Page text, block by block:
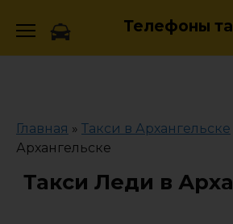
Телефоны
Главная » Такси в Архангельске
Архангельске
Такси Леди в